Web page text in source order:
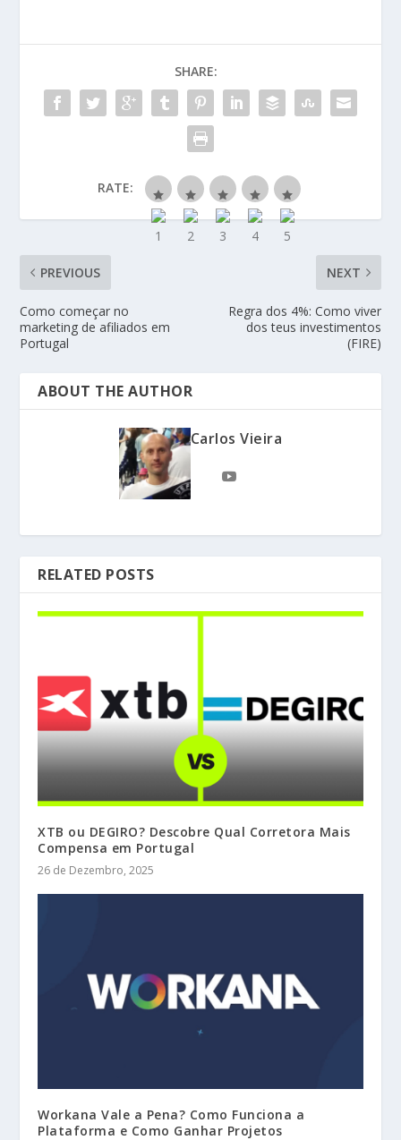
SHARE:
RATE:
PREVIOUS
Como começar no
marketing de afiliados em
Portugal
NEXT
Regra dos 4%: Como viver
dos teus investimentos
(FIRE)
ABOUT THE AUTHOR
Carlos Vieira
RELATED POSTS
XTB ou DEGIRO? Descobre Qual Corretora Mais
Compensa em Portugal
26 de Dezembro, 2025
Workana Vale a Pena? Como Funciona a
Plataforma e Como Ganhar Projetos